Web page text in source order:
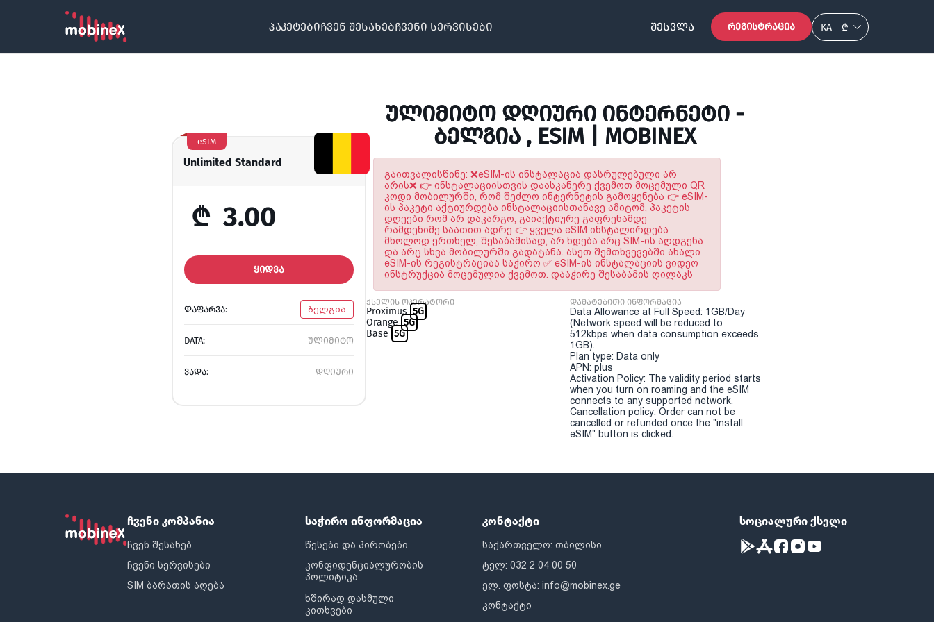
პაკეტებიჩვენ შესახებჩვენი სერვისები ᲨᲔᲡᲕᲚᲐ ᲠᲔᲒᲘᲡᲢᲠᲐᲪᲘᲐ KA ₾
Unlimited Standard
eSIM
₾ 3.00
ᲧᲘᲓᲕᲐ
ᲓᲐᲤᲐᲠᲕᲐ: ბელგია
DATA: ულიმიტო
ᲕᲐᲓᲐ: დღიური
ᲣᲚᲘᲛᲘᲢᲝ ᲓᲦᲘᲣᲠᲘ ᲘᲜᲢᲔᲠᲜᲔᲢᲘ -
ᲑᲔᲚᲒᲘᲐ , ESIM | MOBINEX
გაითვალისწინე: ❌eSIM-ის ინსტალაცია დასრულებული არ
არის❌ 👉 ინსტალაციისთვის დაასკანერე ქვემოთ მოცემული QR
კოდი მობილურში, რომ შეძლო ინტერნეტის გამოყენება 👉 eSIM-
ის პაკეტი აქტიურდება ინსტალაციისთანავე ამიტომ, პაკეტის
დღეები რომ არ დაკარგო, გაიაქტიურე გაფრენამდე
რამდენიმე საათით ადრე 👉 ყველა eSIM ინსტალირდება
მხოლოდ ერთხელ, შესაბამისად, არ ხდება არც SIM-ის აღდგენა
და არც სხვა მობილურში გადატანა. ასეთ შემთხვევებში ახალი
eSIM-ის რეგისტრაციაა საჭირო ✅ eSIM-ის ინსტალაციის ვიდეო
ინსტრუქცია მოცემულია ქვემოთ. დააჭირე შესაბამის ღილაკს
ქსელის ოპერატორი
Proximus 5G
Orange 5G
Base 5G
დამატებითი ინფორმაცია
Data Allowance at Full Speed: 1GB/Day
(Network speed will be reduced to
512kbps when data consumption exceeds
1GB).
Plan type: Data only
APN: plus
Activation Policy: The validity period starts
when you turn on roaming and the eSIM
connects to any supported network.
Cancellation policy: Order can not be
cancelled or refunded once the "install
eSIM" button is clicked.
ჩვენი კომპანია
ჩვენ შესახებ
ჩვენი სერვისები
SIM ბარათის აღება
საჭირო ინფორმაცია
წესები და პირობები
კონფიდენციალურობის
პოლიტიკა
ხშირად დასმული
კითხვები
კონტაქტი
საქართველო: თბილისი
ტელ: 032 2 04 00 50
ელ. ფოსტა:info@mobinex.ge
კონტაქტი
სოციალური ქსელი